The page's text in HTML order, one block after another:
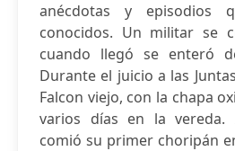
anécdotas y episodios
conocidos. Un militar se
cuando llegó se enteró
Durante el juicio a las
Falcon viejo, con la chapa
varios días en la vereda.
comió su primer choripán